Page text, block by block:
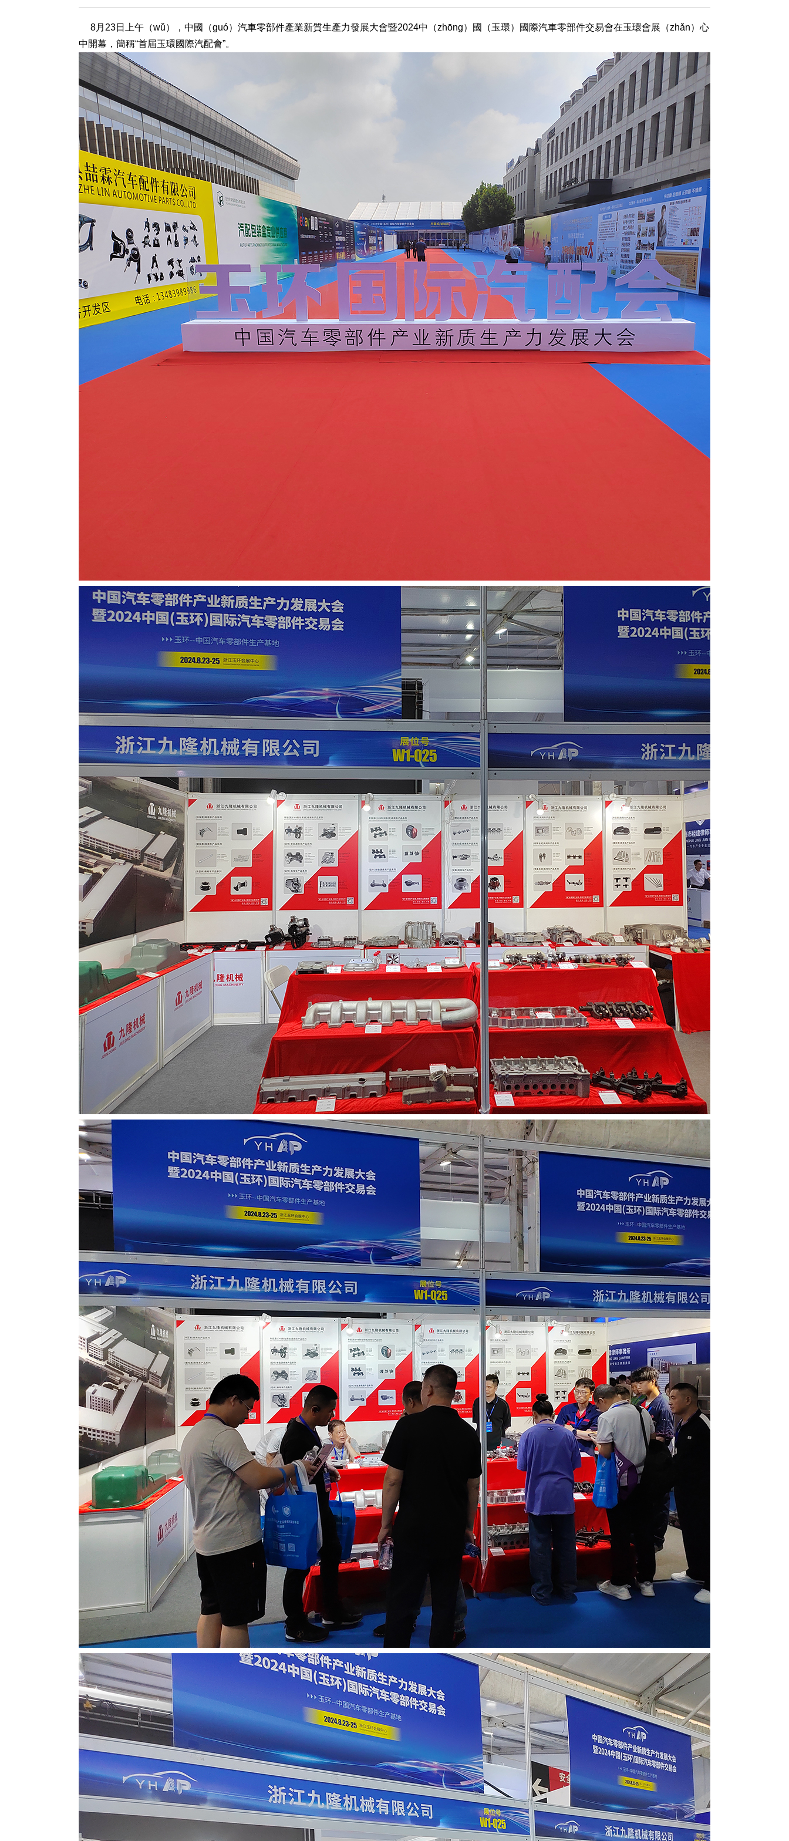
8月23日上午（wǔ），中國（guó）汽車零部件產業新質生產力發展大會暨2024中（zhōng）國（玉環）國際汽車零部件交易會在玉環會展（zhǎn）心
中開幕，簡稱“首屆玉環國際汽配會”。